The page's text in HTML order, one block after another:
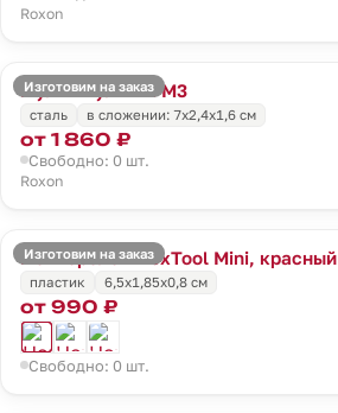
Roxon
Изготовим на заказ
Мультитул Mini M3
сталь
в сложении: 7х2,4х1,6 см
от 1 860 ₽
Свободно: 0 шт.
Roxon
Изготовим на заказ
Нож-брелок NexTool Mini, красный
пластик
6,5х1,85х0,8 см
от 990 ₽
Свободно: 0 шт.